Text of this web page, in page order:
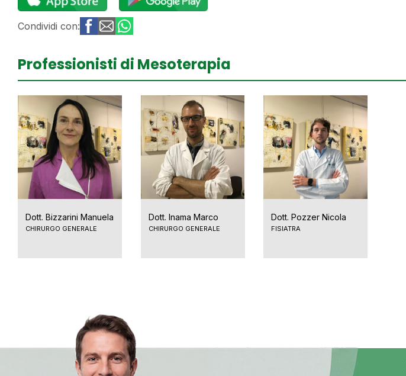
Condividi con:
Professionisti di Mesoterapia
Dott. Bizzarini Manuela
CHIRURGO GENERALE
Dott. Inama Marco
CHIRURGO GENERALE
Dott. Pozzer Nicola
FISIATRA